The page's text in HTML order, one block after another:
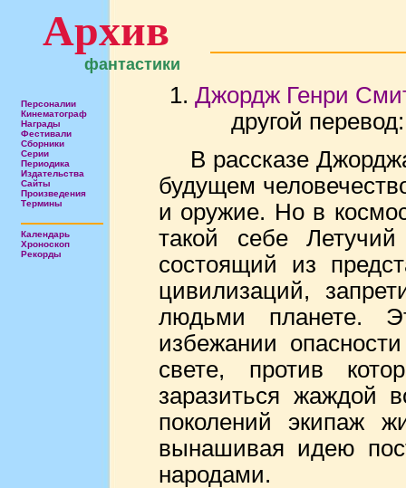
Архив
фантастики
Персоналии
Кинематограф
Награды
Фестивали
Сборники
Серии
Периодика
Издательства
Сайты
Произведения
Термины
Календарь
Хроноскоп
Рекорды
Джордж Генри
другой
В рассказе
будущем
и оружие. Но в
такой себе
состоящий из
цивилизаций,
людьми планете.
избежании
свете, против
заразиться жаждой
поколений экипаж
вынашивая идею
народами.